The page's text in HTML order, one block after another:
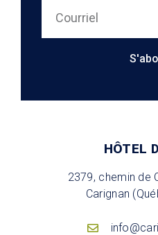
HÔTEL
2379, chemin de
Carignan